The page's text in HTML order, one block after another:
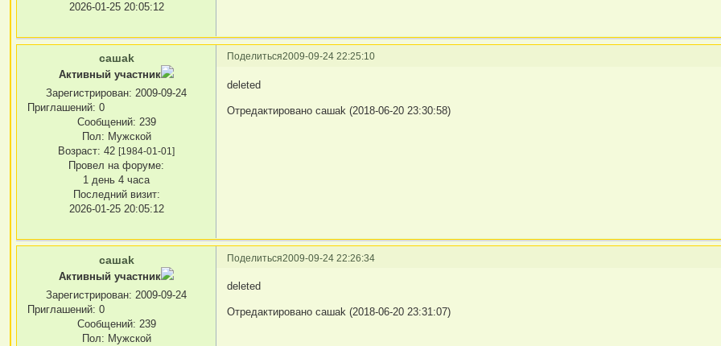
2026-01-25 20:05:12
Поделиться2009-09-24 22:25:10
сашаk
Активный участник
Зарегистрирован: 2009-09-24
Приглашений: 0
Сообщений: 239
Пол: Мужской
Возраст: 42[1984-01-01]
Провел на форуме:
1 день 4 часа
Последний визит:
2026-01-25 20:05:12
deleted
Отредактировано сашаk (2018-06-20 23:30:58)
Поделиться2009-09-24 22:26:34
сашаk
Активный участник
Зарегистрирован: 2009-09-24
Приглашений: 0
Сообщений: 239
Пол: Мужской
deleted
Отредактировано сашаk (2018-06-20 23:31:07)